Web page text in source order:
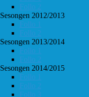
Follo 2
Sesongen 2012/2013
Follo 1
Follo 2
Sesongen 2013/2014
Follo 1
Follo 2
Sesongen 2014/2015
Follo 1
Follo 2
Follo 3